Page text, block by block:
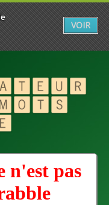
n'est pas
VOIR